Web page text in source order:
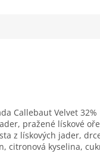
Callebaut Velvet
pražené lískové
z lískových jader,
citronová kyselina,